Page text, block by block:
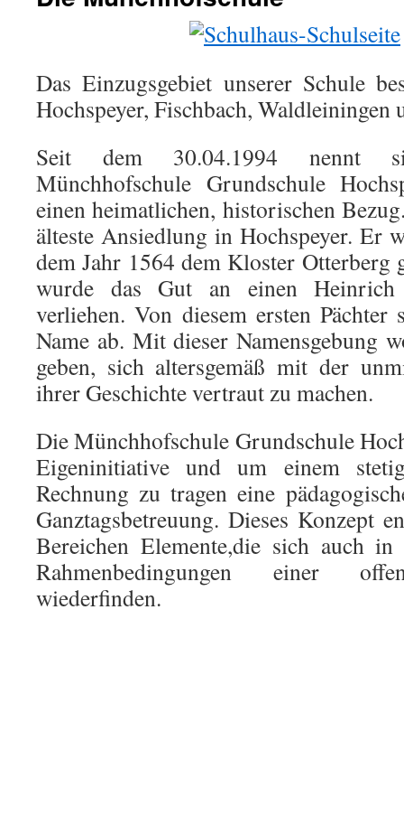
Das Einzugsgebiet unserer Schule
Hochspeyer, Fischbach, Waldleiningen
Seit dem 30.04.1994 nennt
Münchhofschule Grundschule
einen heimatlichen, historischen
älteste Ansiedlung in Hochspeyer. Er
dem Jahr 1564 dem Kloster Otterberg
wurde das Gut an einen
verliehen. Von diesem ersten
Name ab. Mit dieser Namensgebung
geben, sich altersgemäß mit der
ihrer Geschichte vertraut zu machen.
Die Münchhofschule Grundschule
Eigeninitiative und um einem
Rechnung zu tragen eine
Ganztagsbetreuung. Dieses Konzept
Bereichen Elemente,die sich auch in
Rahmenbedingungen einer
wiederfinden.